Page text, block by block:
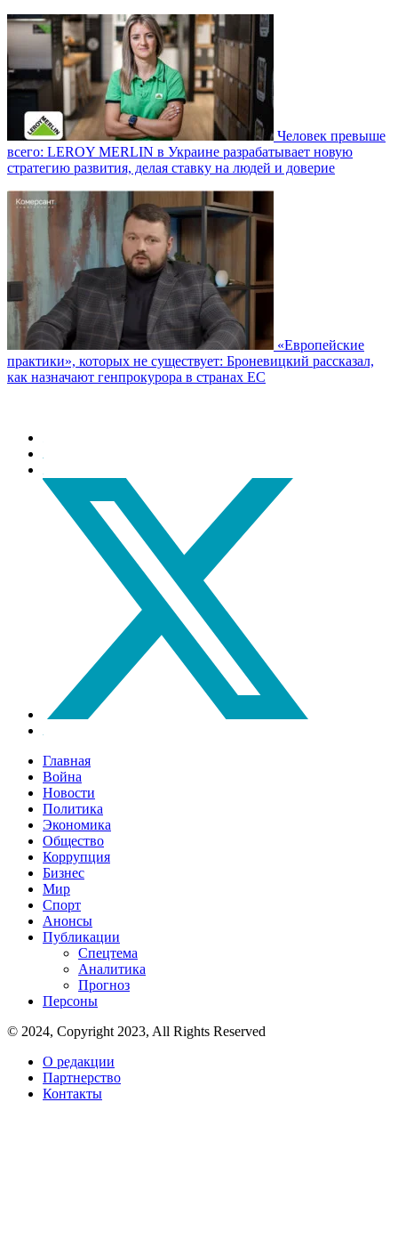
Человек превыше
всего: LEROY MERLIN в Украине разрабатывает новую
стратегию развития, делая ставку на людей и доверие
«Европейские
практики», которых не существует: Броневицкий рассказал,
как назначают генпрокурора в странах ЕС
Главная
Война
Новости
Политика
Экономика
Общество
Коррупция
Бизнес
Мир
Спорт
Анонсы
Публикации
Спецтема
Аналитика
Прогноз
Персоны
© 2024, Copyright 2023, All Rights Reserved
О редакции
Партнерство
Контакты